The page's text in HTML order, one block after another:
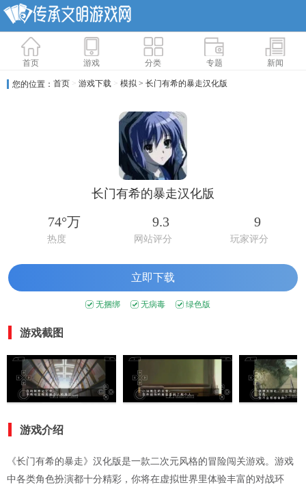
首页 游戏 分类 专题 新闻
您的位置： 首页 > 游戏下载 > 模拟 > 长门有希的暴走汉化版
长门有希的暴走汉化版
74°万
热度
9.3
网站评分
9
玩家评分
立即下载
无捆绑 无病毒 绿色版
游戏截图
游戏介绍
《长门有希的暴走》汉化版是一款二次元风格的冒险闯关游戏。游戏
中各类角色扮演都十分精彩，你将在虚拟世界里体验丰富的对战环